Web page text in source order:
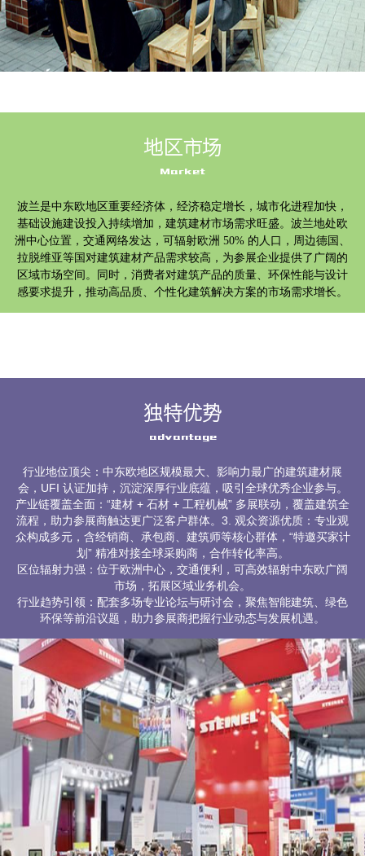
地区市场
Market
波兰是中东欧地区重要经济体，经济稳定增长，城市化进程加快，
基础设施建设投入持续增加，建筑建材市场需求旺盛。波兰地处欧
洲中心位置，交通网络发达，可辐射欧洲 50% 的人口，周边德国、
拉脱维亚等国对建筑建材产品需求较高，为参展企业提供了广阔的
区域市场空间。同时，消费者对建筑产品的质量、环保性能与设计
感要求提升，推动高品质、个性化建筑解决方案的市场需求增长。
独特优势
advantage
行业地位顶尖：中东欧地区规模最大、影响力最广的建筑建材展
会，UFI 认证加持，沉淀深厚行业底蕴，吸引全球优秀企业参与。
产业链覆盖全面：“建材 + 石材 + 工程机械” 多展联动，覆盖建筑全
流程，助力参展商触达更广泛客户群体。3. 观众资源优质：专业观
众构成多元，含经销商、承包商、建筑师等核心群体，“特邀买家计
划” 精准对接全球采购商，合作转化率高。
区位辐射力强：位于欧洲中心，交通便利，可高效辐射中东欧广阔
市场，拓展区域业务机会。
行业趋势引领：配套多场专业论坛与研讨会，聚焦智能建筑、绿色
环保等前沿议题，助力参展商把握行业动态与发展机遇。